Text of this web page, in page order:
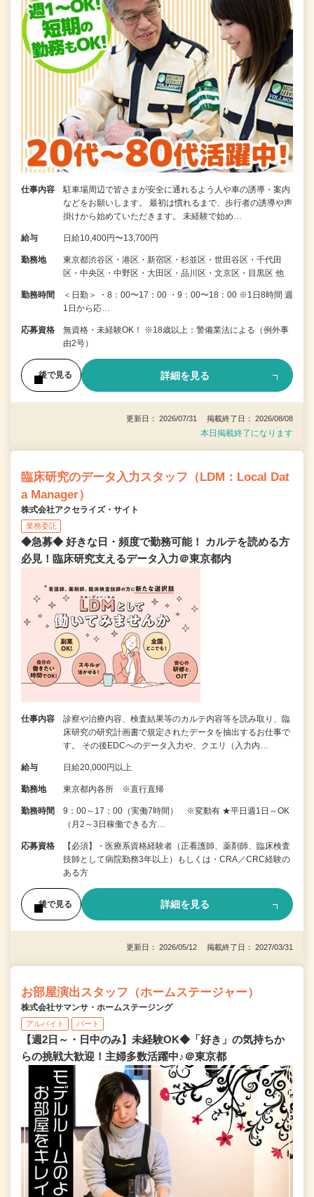
仕事内容
駐車場周辺で皆さまが安全に通れるよう人や車の誘導・案内
などをお願いします。 最初は慣れるまで、歩行者の誘導や声
掛けから始めていただきます。 未経験で始め…
給与 日給10,400円〜13,700円
勤務地
東京都渋谷区・港区・新宿区・杉並区・世田谷区・千代田
区・中央区・中野区・大田区・品川区・文京区・目黒区 他
勤務時間
＜日勤＞ ・8：00〜17：00 ・9：00〜18：00 ※1日8時間 週
1日から応…
応募資格
無資格・未経験OK！ ※18歳以上：警備業法による（例外事
由2号）
後で見る 詳細を見る
更新日： 2026/07/31 掲載終了日： 2026/08/08
本日掲載終了になります
臨床研究のデータ入力スタッフ（LDM：Local Dat
a Manager）
株式会社アクセライズ・サイト
業務委託
◆急募◆ 好きな日・頻度で勤務可能！ カルテを読める方
必見！臨床研究支えるデータ入力＠東京都内
仕事内容
診察や治療内容、検査結果等のカルテ内容等を読み取り、臨
床研究の研究計画書で規定されたデータを抽出するお仕事で
す。 その後EDCへのデータ入力や、クエリ（入力内…
給与 日給20,000円以上
勤務地 東京都内各所 ※直行直帰
勤務時間
9：00～17：00（実働7時間） ※変動有 ★平日週1日～OK
（月2～3日稼働できる方…
応募資格
【必須】・医療系資格経験者（正看護師、薬剤師、臨床検査
技師として病院勤務3年以上）もしくは・CRA／CRC経験の
ある方
後で見る 詳細を見る
更新日： 2026/05/12 掲載終了日： 2027/03/31
お部屋演出スタッフ（ホームステージャー）
株式会社サマンサ・ホームステージング
アルバイト パート
【週2日～・日中のみ】未経験OK◆「好き」の気持ちか
らの挑戦大歓迎！主婦多数活躍中♪＠東京都